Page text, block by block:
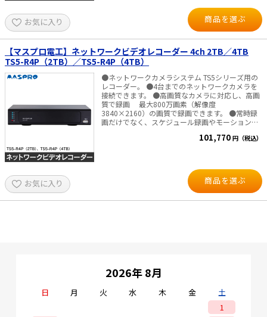
UTC機能対応 電源 DC48V（ACアダプタ付属）・
消費電力 15W 以下（HDD・PoEの消費電力除く）
寸法：W385×D315×H52 (mm)・重量 3Kg 以
ニター・ディスプレイへの接続を推奨しておりま
す。 ※一部のテレビ機種は、当録画機の信号を受
け付けず、画面に表示されない場合があるため。
■付属品■ 本体、HDD(本体内蔵)、 ＊）K7106に
はハードディスクは付属しておりません。別途
SATA形式の録画機専用HDDをご用意して頂く必要
があります。 AC電源アダプタ、電源コード、 LAN
ケーブル（2m）、マウス、かんたんガイド
接続8台（増設はできません） ・録画圧縮方式：
H.265、H.264、JPEG ・PoE給電機能：
IEEE802.3at準拠、8ポート、合計最大110W ・内
蔵HDD WJ-NU201／1：HDD 1TB（1TB×1）、
WJ-NU201／2：HDD 2TB（2TB×1）、WJ-
NU201／4：HDD 4TB（4TB×1） ・モニター端
子：HDMI、2 系統（19 ピン typeA 端子） メイン
モニター（HDMI 4K対応 ×1）：4K
UHD（3840x2160p）／30Hz、4K
UHD（3840x2160p）／25Hz、1920x1080p ／
60Hz、 1920x1080p ／50Hz、1920x1080i／
60Hz、1920x1080i／50Hz サブモニター（HDMI
FHD対応 ×1）：1920x1080p ／60Hz、
1920x1080i／50Hz ・消費電力：150W（DC54V
（別売） ・ラックマウント金具（縦置き用）、ラ
ックマウント金具、ラックマウント金具（壁取付
用）、PoEカメラ電源ユニット
お気に入り 商品を選ぶ
【マスプロ電工】ネットワークビデオレコーダー 4ch 2TB／4TB
TS5-R4P（2TB）／TS5-R4P（4TB）
●ネットワークカメラシステム TS5シリーズ用の
レコーダー。 ●4台までのネットワークカメラを
接続できます。 ●高画質なカメラに対応し、高画
質で録画 最大800万画素（解像度
3840×2160）の画質で録画できます。 ●常時録
画だけでなく、スケジュール録画やモーション検
を組合せて設定できます。 ●録画データを簡単に
できます。 ●録画データのバックアップやパソコ
ン再生が可能 内蔵ハードディスクの録画データ
を USB に接続したハードディスクやメモリーにバ
ックアップできます。 バックアップした録画デ
設定変更や光学ズームに対応したカメラの画像調
能 ハードディスク容量（2TB、4TB）を選択で
きます。 ●複数のカメラ映像を分割表示 分割表
示できますから、最大4台のカメラ映像を同時に
101,770 円（税込）
お気に入り 商品を選ぶ
2026年 8月
日 月 火 水 木 金
土
1